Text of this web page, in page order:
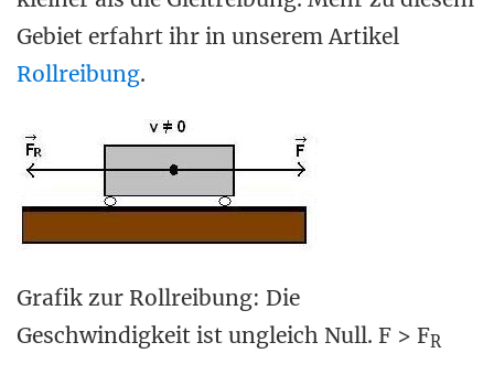
Gebiet erfahrt ihr in unserem Artikel
Rollreibung.
Grafik zur Rollreibung: Die
Geschwindigkeit ist ungleich Null. F > FR